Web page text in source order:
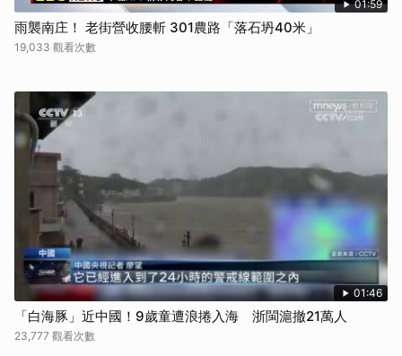
彎腰找腿走路法：
許多長輩因怕跌倒而習慣小碎步走路，但這反而會讓本體感覺變差。中醫
師建議，走路前可先微彎腰，雙手扶著髖部，感受用髖部帶動腿部的感
2.呼吸力
御飯糰呼吸法：
結合腹式與胸式呼吸，想像自己的胸腔和心臟像一個御飯糰。吸氣時，先
用腹式呼吸讓肚子（腰）向外擴張，感覺氣體充滿腹部後，再用胸式呼吸
將胸腔擴張，讓御飯糰飽滿。吐氣時，慢慢將氣吐出，這個動作有助於增
加胸腹腔的壓力變化，促進靜脈血液回流。
看更多：手背青筋浮現是疾病警訊！3部位青筋與心血管疾病有關 1情況
快就醫
久坐族福音！「腳踩球」運動防猝死
對於長時間坐在辦公室或行動不便的長者，博仁醫院副院長康志森也提供
了一個簡單有效的運動：
雙腳交替踩球：
準備一顆有彈性的握力球或舒壓球，坐在椅子上，將球放在腳下，雙腳輪
流踩踏，每次踩下時停留5秒，這個動作可以有效鍛鍊小腿肌肉，改善靜
脈功能，預防致命的肺栓塞。
01:59
雨襲南庄！ 老街營收腰斬 301農路「落石坍40米」
19,033 觀看次數
01:46
「白海豚」近中國！9歲童遭浪捲入海 浙閩滬撤21萬人
23,777 觀看次數